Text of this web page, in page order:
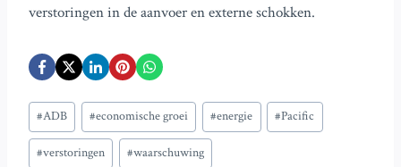
verstoringen in de aanvoer en externe schokken.
Bericht
tags:
#ADB #economische groei #energie #Pacific
#verstoringen #waarschuwing